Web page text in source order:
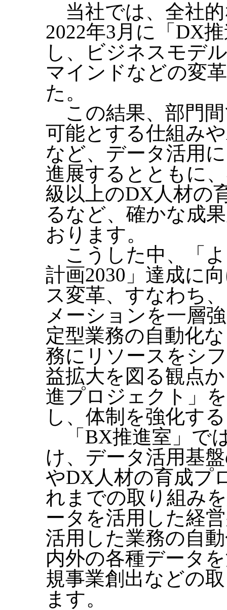
当社では、全社
2022年3月に「DX
し、ビジネスモデ
マインドなどの変
た。
この結果、部門
可能とする仕組み
など、データ活用
進展するとともに
級以上のDX人材の
るなど、確かな成
おります。
こうした中、「
計画2030」達成に
ス変革、すなわち
メーションを一層
定型業務の自動化
務にリソースをシ
益拡大を図る観点
進プロジェクト」
し、体制を強化す
「BX推進室」で
け、データ活用基
やDX人材の育成プ
れまでの取り組み
ータを活用した経
活用した業務の自
内外の各種データ
規事業創出などの
ます。